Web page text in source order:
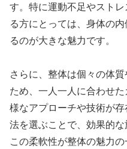
す。特に運動不足やスト
る方にとっては、身体の
るのが大きな魅力です。
さらに、整体は個々の体
ため、一人一人に合わせ
様なアプローチや技術が
法を選ぶことで、効果的な
この柔軟性が整体の魅力